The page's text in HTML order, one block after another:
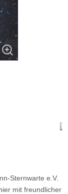
Sternwarte e.V.
mit freundlicher